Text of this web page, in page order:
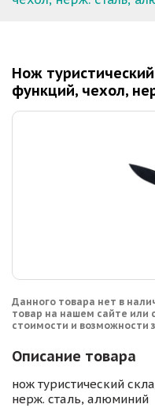
Нож
функций, чехол,
Данного товара нет в
товар на нашем сайте или
стоимости и возможности
Описание товара
нож туристический
нерж. сталь, алюминий